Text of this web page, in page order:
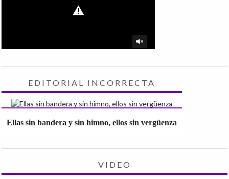
EDITORIAL INCORRECTA
Ellas sin bandera y sin himno, ellos sin vergüenza
VIDEO